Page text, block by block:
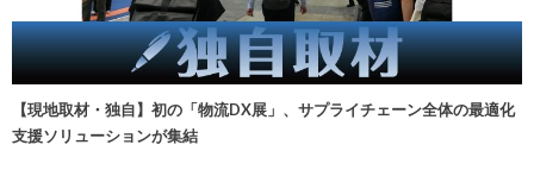
【現地取材・独自】初の「物流DX展」、サプライチェーン全体の最適化
支援ソリューションが集結